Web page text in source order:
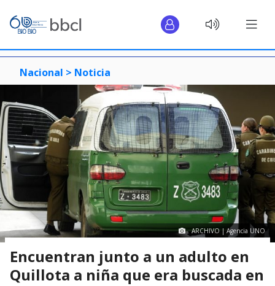
Nacional > Noticia
ARCHIVO | Agencia UNO
Encuentran junto a un adulto en
Quillota a niña que era buscada en